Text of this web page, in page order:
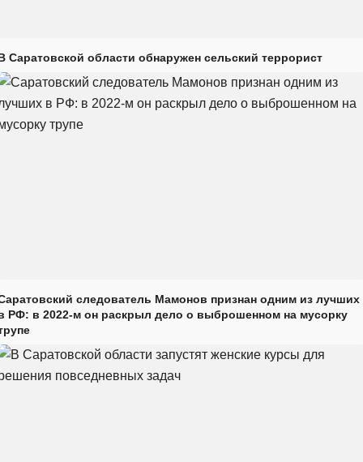
Саратовской области обнаружен сельский террорист
следователь Мамонов признан одним из лучших
РФ: в 2022-м он раскрыл дело о выброшенном на мусорку